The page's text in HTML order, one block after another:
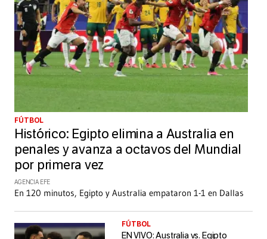
FÚTBOL
Histórico: Egipto elimina a Australia en
penales y avanza a octavos del Mundial
por primera vez
AGENCIA EFE
En 120 minutos, Egipto y Australia empataron 1-1 en Dallas
FÚTBOL
EN VIVO: Australia vs. Egipto